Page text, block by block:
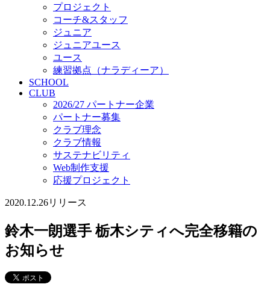
プロジェクト
コーチ&スタッフ
ジュニア
ジュニアユース
ユース
練習拠点（ナラディーア）
SCHOOL
CLUB
2026/27 パートナー企業
パートナー募集
クラブ理念
クラブ情報
サステナビリティ
Web制作支援
応援プロジェクト
2020.12.26リリース
鈴木一朗選手 栃木シティへ完全移籍の
お知らせ